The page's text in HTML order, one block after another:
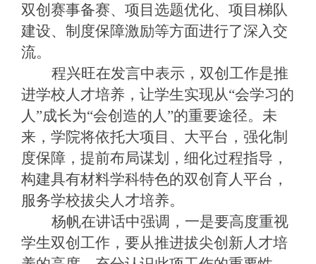
双创赛事备赛、项目选题优化、项目梯队
建设、制度保障激励等方面进行了深入交
流。
程兴旺在发言中表示，双创工作是推
进学校人才培养，让学生实现从“会学习的
人”成长为“会创造的人”的重要途径。未
来，学院将依托大项目、大平台，强化制
度保障，提前布局谋划，细化过程指导，
构建具有材料学科特色的双创育人平台，
服务学校拔尖人才培养。
杨帆在讲话中强调，一是要高度重视
学生双创工作，要从推进拔尖创新人才培